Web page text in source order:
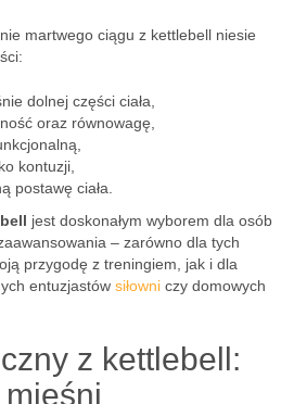
martwego ciągu z kettlebell niesie
dolnej części ciała,
oraz równowagę,
kontuzji,
postawę ciała.
jest doskonałym wyborem dla osób
– zarówno dla tych
przygodę z treningiem, jak i dla
entuzjastów siłowni czy domowych
z kettlebell: